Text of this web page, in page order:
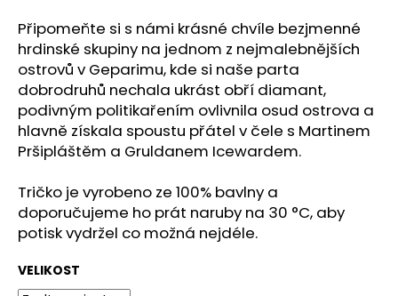
Připomeňte si s námi krásné chvíle bezjmenné
hrdinské skupiny na jednom z nejmalebnějších
ostrovů v Geparimu, kde si naše parta
dobrodruhů nechala ukrást obří diamant,
podivným politikařením ovlivnila osud ostrova a
hlavně získala spoustu přátel v čele s Martinem
Pršipláštěm a Gruldanem Icewardem.
Tričko je vyrobeno ze 100% bavlny a
doporučujeme ho prát naruby na 30 °C, aby
potisk vydržel co možná nejdéle.
VELIKOST
r
u
č
u
j
e
m
e
ZÁPISNÍK
NA
TAHU
400
Kč